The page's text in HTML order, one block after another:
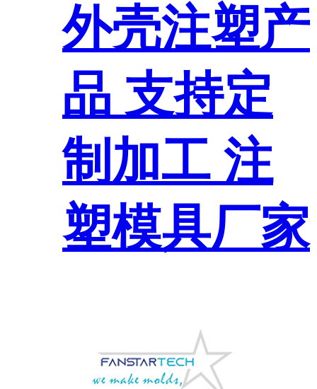
外壳注塑产
品 支持定
制加工 注
塑模具厂家